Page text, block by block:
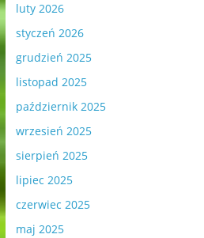
luty 2026
styczeń 2026
grudzień 2025
listopad 2025
październik 2025
wrzesień 2025
sierpień 2025
lipiec 2025
czerwiec 2025
maj 2025